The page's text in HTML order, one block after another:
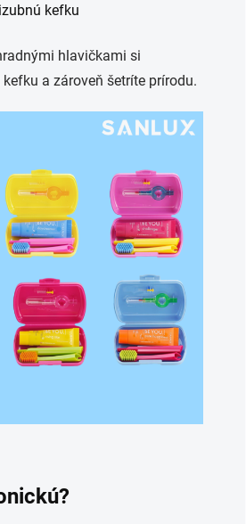
kefku
hlavičkami si
a zároveň šetríte prírodu.